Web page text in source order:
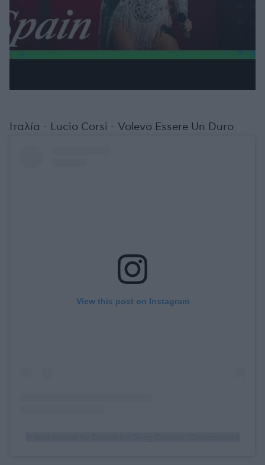
Ιταλία - Lucio Corsi - Volevo Essere Un Duro
View this post on Instagram